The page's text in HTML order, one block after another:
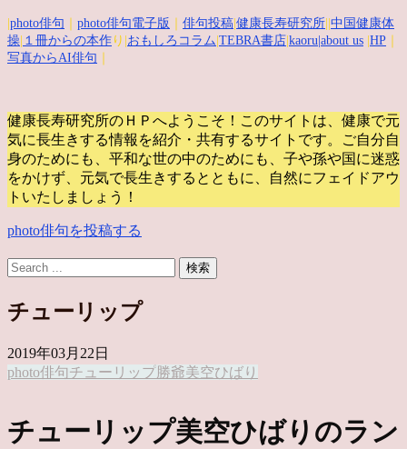
photo俳句 photo俳句電子版 俳句投稿 健康長寿研究所 中国健康体
操 １冊からの本作 り| おもしろコラム TEBRA書店 kaoru |about us HP
写真からAI俳句
健康長寿研究所のＨＰへようこそ！このサイトは、健康で元
気に長生きする情報を紹介・共有するサイトです。
ご自分自
身のためにも、平和な世の中のためにも、子や孫や国に迷惑
をかけず、元気で長生きするとともに、自然にフェイドアウ
トいたしましょう！
photo俳句を投稿する
チューリップ
2019年03月22日
photo俳句チューリップ勝爺美空ひばり
チューリップ美空ひばりのラン